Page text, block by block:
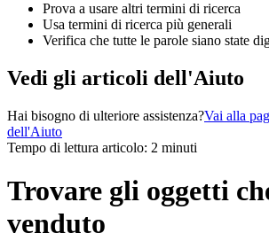
Prova a usare altri termini di ricerca
Usa termini di ricerca più generali
Verifica che tutte le parole siano state
Vedi gli articoli dell'Aiuto
Hai bisogno di ulteriore assistenza?Vai alla
dell'Aiuto
Tempo di lettura articolo: 2 minuti
Trovare gli oggetti
venduto